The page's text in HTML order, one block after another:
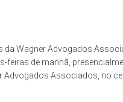
da Wagner Advogados
feiras de manhã,
Advogados Associados, no